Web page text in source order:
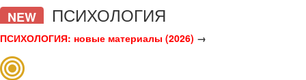
NEW ПСИХОЛОГИЯ
ПСИХОЛОГИЯ: новые материалы (2026) →